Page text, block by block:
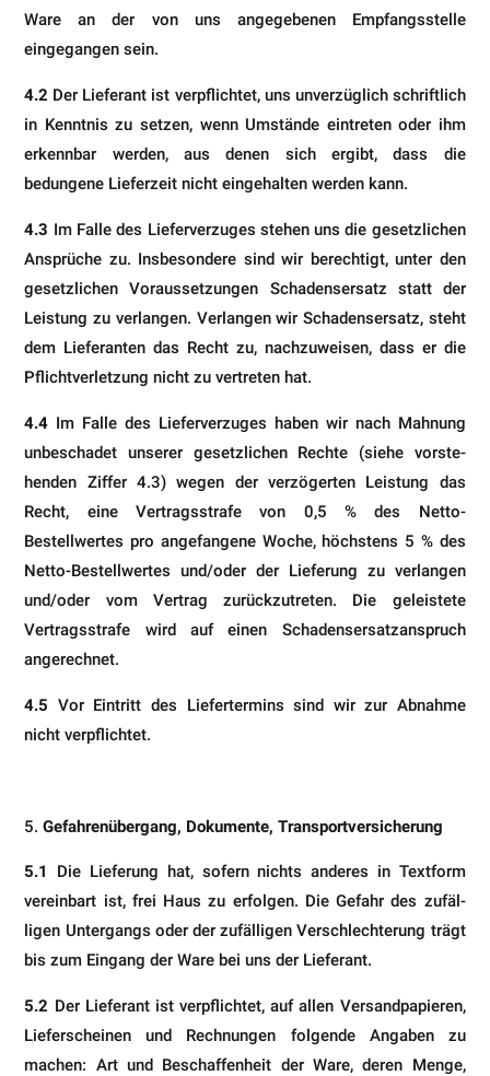
Ware an der von uns angegebenen Empfangsstelle
eingegangen sein.
4.2 Der Lieferant ist verpflichtet, uns unverzüglich schriftlich
in Kenntnis zu setzen, wenn Umstände eintreten oder ihm
erkennbar werden, aus denen sich ergibt, dass die
bedungene Lieferzeit nicht eingehalten werden kann.
4.3 Im Falle des Lieferverzuges stehen uns die gesetzlichen
Ansprüche zu. Insbesondere sind wir berechtigt, unter den
gesetzlichen Voraussetzungen Schadensersatz statt der
Leistung zu verlangen. Verlangen wir Schadenser­satz, steht
dem Lieferanten das Recht zu, nachzuweisen, dass er die
Pflichtverletzung nicht zu vertreten hat.
4.4 Im Falle des Lieferverzuges haben wir nach Mahnung
unbeschadet unserer gesetzlichen Rechte (siehe vorste­
henden Ziffer 4.3) wegen der verzögerten Leistung das
Recht, eine Vertragsstrafe von 0,5 % des Netto-
Bestellwertes pro angefangene Woche, höchstens 5 % des
Netto-Bestellwertes und/oder der Lieferung zu verlan­gen
und/oder vom Vertrag zurückzutreten. Die geleistete
Vertragsstrafe wird auf einen Schadensersatzanspruch
angerechnet.
4.5 Vor Eintritt des Liefertermins sind wir zur Abnahme
nicht verpflichtet.
Gefahrenübergang, Dokumente, Transportversicherung
5.1
Die Lieferung hat, sofern nichts anderes in Textform
vereinbart ist, frei Haus zu erfolgen. Die Gefahr des zufäl­
ligen Untergangs oder der zufälligen Verschlechterung trägt
bis zum Eingang der Ware bei uns der Lieferant.
5.2 Der Lieferant ist verpflichtet, auf allen Versandpapieren,
Lieferscheinen und Rechnungen folgende Angaben zu
machen: Art und Beschaffenheit der Ware, deren Menge,